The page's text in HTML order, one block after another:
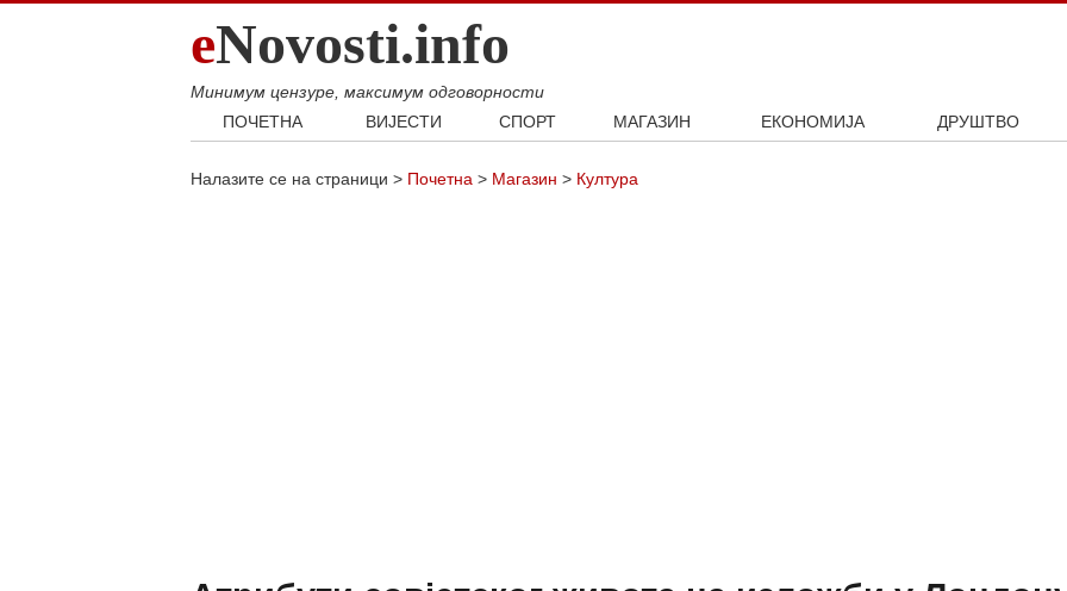
eNovosti.info
Минимум цензуре, максимум одговорности
ПОЧЕТНА
ВИЈЕСТИ
Балкан
СПОРТ
Кошарка
МАГАЗИН
Култура
ЕКОНОМИЈА
ДРУШТВО
Налазите се на страници > Почетна > Магазин > Култура